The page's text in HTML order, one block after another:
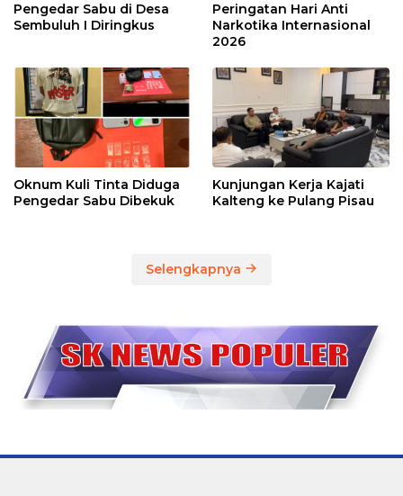
Pengedar Sabu di Desa
Sembuluh I Diringkus
Peringatan Hari Anti
Narkotika Internasional
2026
Oknum Kuli Tinta Diduga
Pengedar Sabu Dibekuk
Kunjungan Kerja Kajati
Kalteng ke Pulang Pisau
Selengkapnya